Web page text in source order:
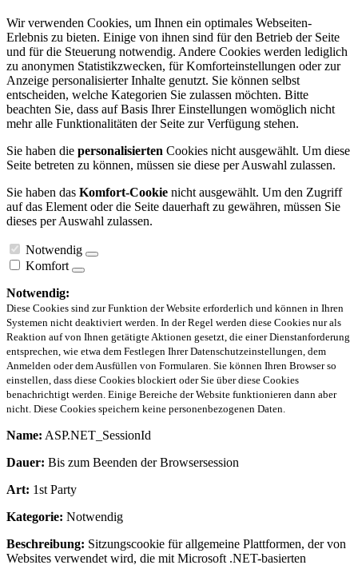
Wir verwenden Cookies, um Ihnen ein optimales Webseiten-
Erlebnis zu bieten. Einige von ihnen sind für den Betrieb der Seite
und für die Steuerung notwendig. Andere Cookies werden lediglich
zu anonymen Statistikzwecken, für Komforteinstellungen oder zur
Anzeige personalisierter Inhalte genutzt. Sie können selbst
entscheiden, welche Kategorien Sie zulassen möchten. Bitte
beachten Sie, dass auf Basis Ihrer Einstellungen womöglich nicht
mehr alle Funktionalitäten der Seite zur Verfügung stehen.
Sie haben die personalisierten Cookies nicht ausgewählt. Um diese
Seite betreten zu können, müssen sie diese per Auswahl zulassen.
Sie haben das Komfort-Cookie nicht ausgewählt. Um den Zugriff
auf das Element oder die Seite dauerhaft zu gewähren, müssen Sie
dieses per Auswahl zulassen.
Notwendig
Komfort
Notwendig:
Diese Cookies sind zur Funktion der Website erforderlich und können in Ihren
Systemen nicht deaktiviert werden. In der Regel werden diese Cookies nur als
Reaktion auf von Ihnen getätigte Aktionen gesetzt, die einer Dienstanforderung
entsprechen, wie etwa dem Festlegen Ihrer Datenschutzeinstellungen, dem
Anmelden oder dem Ausfüllen von Formularen. Sie können Ihren Browser so
einstellen, dass diese Cookies blockiert oder Sie über diese Cookies
benachrichtigt werden. Einige Bereiche der Website funktionieren dann aber
nicht. Diese Cookies speichern keine personenbezogenen Daten.
Name: ASP.NET_SessionId
Dauer: Bis zum Beenden der Browsersession
Art: 1st Party
Kategorie: Notwendig
Beschreibung: Sitzungscookie für allgemeine Plattformen, der von
Websites verwendet wird, die mit Microsoft .NET-basierten